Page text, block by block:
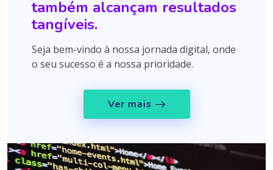
também alcançam resultados
tangíveis.
Seja bem-vindo à nossa jornada digital, onde
o seu sucesso é a nossa prioridade.
Ver mais